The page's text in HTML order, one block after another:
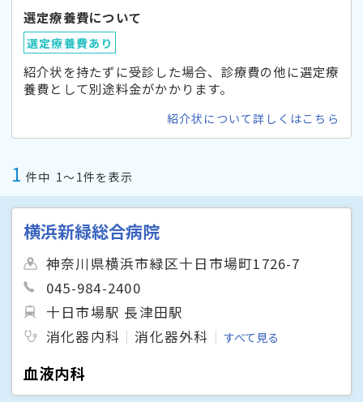
選定療養費について
選定療養費あり
紹介状を持たずに受診した場合、診療費の他に選定療
養費として別途料金がかかります。
紹介状について詳しくはこちら
1 件中 1〜1件を表示
横浜新緑総合病院
神奈川県横浜市緑区十日市場町1726-7
045-984-2400
十日市場駅 長津田駅
消化器内科
消化器外科 すべて見る
血液内科